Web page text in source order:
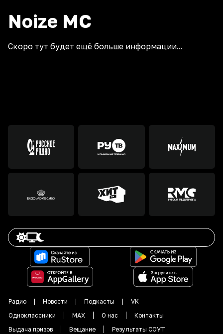
Noize MC
Скоро тут будет ещё больше информации...
Радио Новости Подкасты
VK
Одноклассники
MAX О нас
Контакты
Выдача призов
Вещание Результаты СОУТ